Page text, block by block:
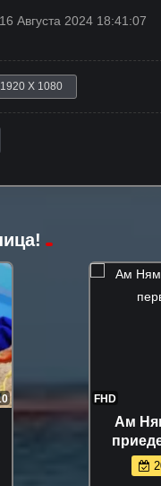
16 Августа 2024 18:41:07
1920 X 1080
FHD
Ам